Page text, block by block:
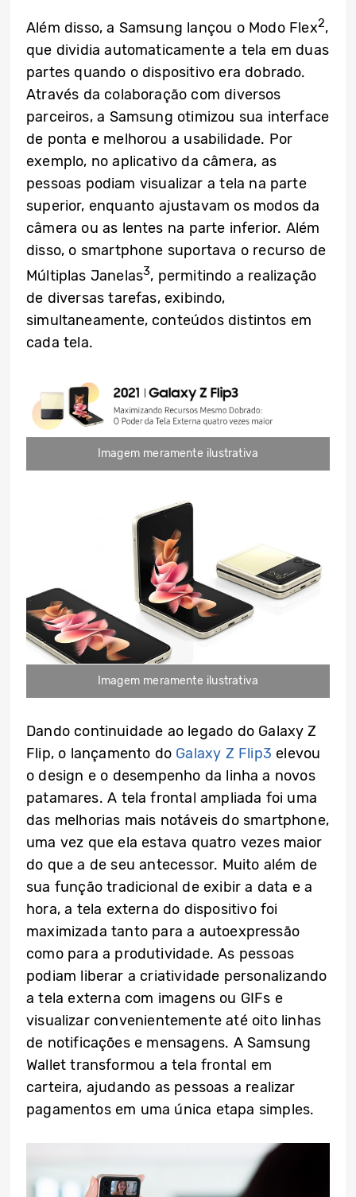
Além disso, a Samsung lançou o Modo Flex2,
que dividia automaticamente a tela em duas
partes quando o dispositivo era dobrado.
Através da colaboração com diversos
parceiros, a Samsung otimizou sua interface
de ponta e melhorou a usabilidade. Por
exemplo, no aplicativo da câmera, as
pessoas podiam visualizar a tela na parte
superior, enquanto ajustavam os modos da
câmera ou as lentes na parte inferior. Além
disso, o smartphone suportava o recurso de
Múltiplas Janelas3, permitindo a realização
de diversas tarefas, exibindo,
simultaneamente, conteúdos distintos em
cada tela.
Imagem meramente ilustrativa
Imagem meramente ilustrativa
Dando continuidade ao legado do Galaxy Z
Flip, o lançamento do Galaxy Z Flip3 elevou
o design e o desempenho da linha a novos
patamares. A tela frontal ampliada foi uma
das melhorias mais notáveis do smartphone,
uma vez que ela estava quatro vezes maior
do que a de seu antecessor. Muito além de
sua função tradicional de exibir a data e a
hora, a tela externa do dispositivo foi
maximizada tanto para a autoexpressão
como para a produtividade. As pessoas
podiam liberar a criatividade personalizando
a tela externa com imagens ou GIFs e
visualizar convenientemente até oito linhas
de notificações e mensagens. A Samsung
Wallet transformou a tela frontal em
carteira, ajudando as pessoas a realizar
pagamentos em uma única etapa simples.